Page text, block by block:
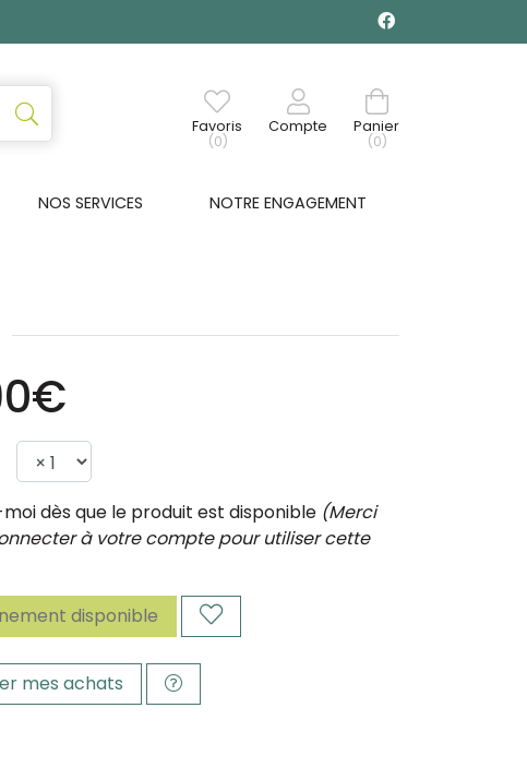
Favoris
(0)
Compte
Panier
(0)
NOS SERVICES NOTRE ENGAGEMENT
dès que le produit est disponible (Merci
à votre compte pour utiliser cette
disponible
mes achats